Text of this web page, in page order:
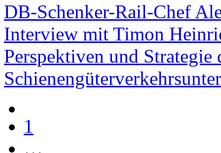
DB-Schenker-Rail-Chef
Interview mit Timon
Perspektiven und Strategie
1
…